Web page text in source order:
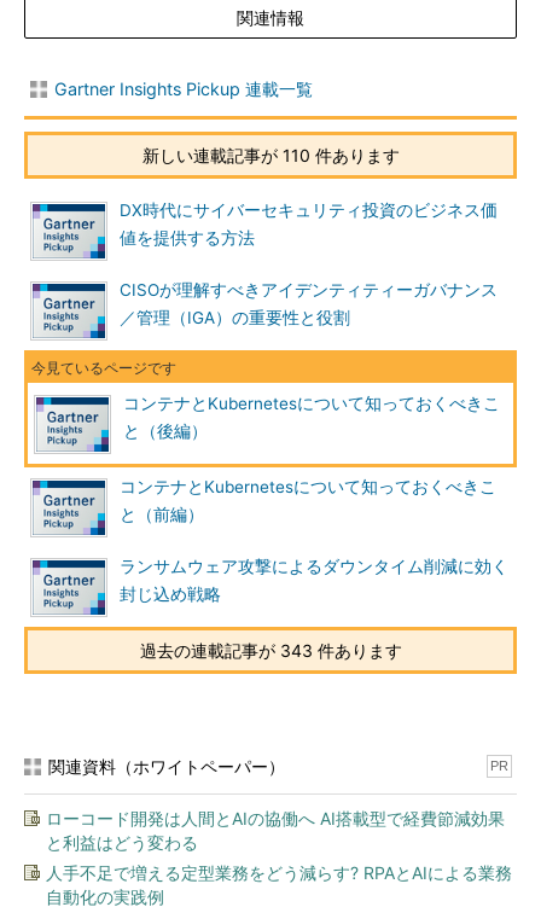
関連情報
Gartner Insights Pickup 連載一覧
新しい連載記事が 110 件あります
DX時代にサイバーセキュリティ投資のビジネス価
値を提供する方法
CISOが理解すべきアイデンティティーガバナンス
／管理（IGA）の重要性と役割
コンテナとKubernetesについて知っておくべきこ
と（後編）
コンテナとKubernetesについて知っておくべきこ
と（前編）
ランサムウェア攻撃によるダウンタイム削減に効く
封じ込め戦略
過去の連載記事が 343 件あります
関連資料（ホワイトペーパー） PR
ローコード開発は人間とAIの協働へ AI搭載型で経費節減効果
と利益はどう変わる
人手不足で増える定型業務をどう減らす? RPAとAIによる業務
自動化の実践例